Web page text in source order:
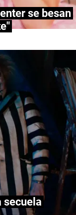
se besan
secuela